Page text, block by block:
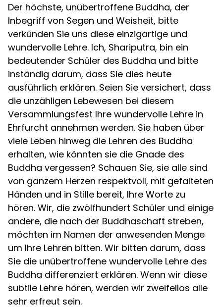
Der höchste, unübertroffene Buddha, der
Inbegriff von Segen und Weisheit, bitte
verkünden Sie uns diese einzigartige und
wundervolle Lehre. Ich, Shariputra, bin ein
bedeutender Schüler des Buddha und bitte
inständig darum, dass Sie dies heute
ausführlich erklären. Seien Sie versichert, dass
die unzähligen Lebewesen bei diesem
Versammlungsfest Ihre wundervolle Lehre in
Ehrfurcht annehmen werden. Sie haben über
viele Leben hinweg die Lehren des Buddha
erhalten, wie könnten sie die Gnade des
Buddha vergessen? Schauen Sie, sie alle sind
von ganzem Herzen respektvoll, mit gefalteten
Händen und in Stille bereit, Ihre Worte zu
hören. Wir, die zwölfhundert Schüler und einige
andere, die nach der Buddhaschaft streben,
möchten im Namen der anwesenden Menge
um Ihre Lehren bitten. Wir bitten darum, dass
Sie die unübertroffene wundervolle Lehre des
Buddha differenziert erklären. Wenn wir diese
subtile Lehre hören, werden wir zweifellos alle
sehr erfreut sein.